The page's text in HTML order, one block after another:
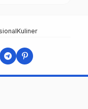
Kuliner